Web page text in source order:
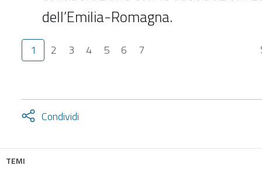
dell’Emilia-Romagna.
1 2 3 4 5 6 7
Condividi
Attiva
TEMI